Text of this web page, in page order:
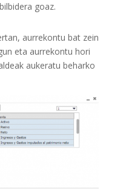
goaz.
aurrekontu bat zein
eta aurrekontu hori
aukeratu beharko